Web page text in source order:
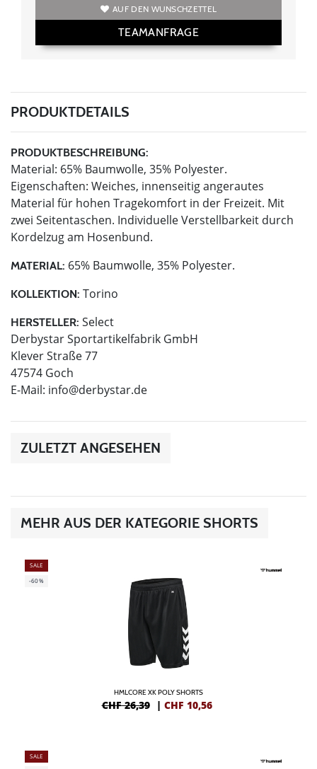
AUF DEN WUNSCHZETTEL
TEAMANFRAGE
PRODUKTDETAILS
PRODUKTBESCHREIBUNG:
Material: 65% Baumwolle, 35% Polyester.
Eigenschaften: Weiches, innenseitig angerautes
Material für hohen Tragekomfort in der Freizeit. Mit
zwei Seitentaschen. Individuelle Verstellbarkeit durch
Kordelzug am Hosenbund.
MATERIAL: 65% Baumwolle, 35% Polyester.
KOLLEKTION: Torino
HERSTELLER: Select
Derbystar Sportartikelfabrik GmbH
Klever Straße 77
47574 Goch
E-Mail: info@derbystar.de
ZULETZT ANGESEHEN
MEHR AUS DER KATEGORIE SHORTS
SALE
-60%
HMLCORE XK POLY SHORTS
CHF 26,39 | CHF 10,56
SALE